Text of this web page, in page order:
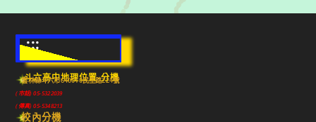
:::
斗六高中地理位置-分機
雲林縣斗六市640010民生路224號
(市話) 05-5322039
(傳真) 05-5348213
校內分機